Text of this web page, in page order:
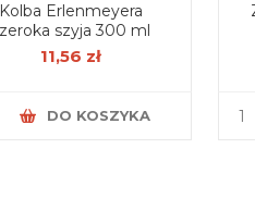
Kolba Erlenmeyera
szeroka szyja 300 ml
11,56 zł
DO KOSZYKA